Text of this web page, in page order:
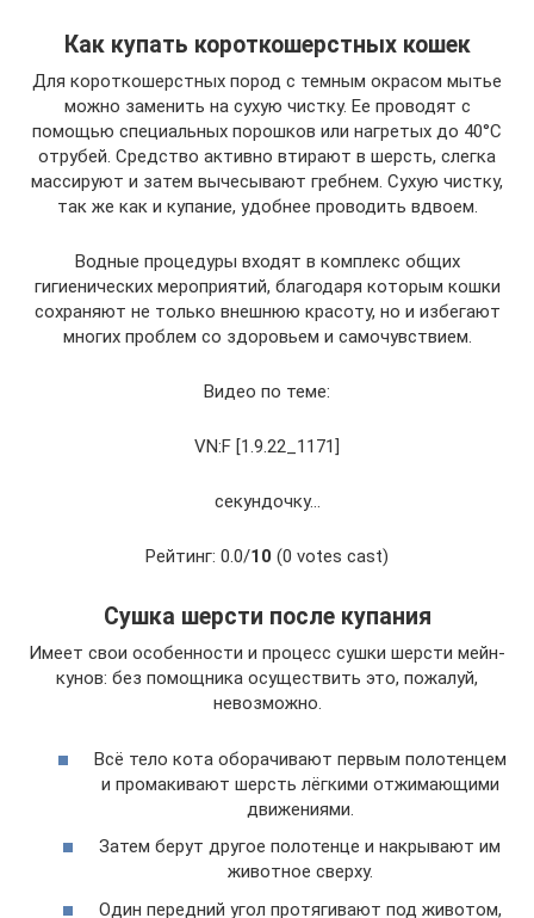
Как купать короткошерстных кошек
Для короткошерстных пород с темным окрасом мытье
можно заменить на сухую чистку. Ее проводят с
помощью специальных порошков или нагретых до 40°С
отрубей. Средство активно втирают в шерсть, слегка
массируют и затем вычесывают гребнем. Сухую чистку,
так же как и купание, удобнее проводить вдвоем.
Водные процедуры входят в комплекс общих
гигиенических мероприятий, благодаря которым кошки
сохраняют не только внешнюю красоту, но и избегают
многих проблем со здоровьем и самочувствием.
Видео по теме:
VN:F [1.9.22_1171]
секундочку…
Рейтинг: 0.0/10 (0 votes cast)
Сушка шерсти после купания
Имеет свои особенности и процесс сушки шерсти мейн-
кунов: без помощника осуществить это, пожалуй,
невозможно.
Всё тело кота оборачивают первым полотенцем
и промакивают шерсть лёгкими отжимающими
движениями.
Затем берут другое полотенце и накрывают им
животное сверху.
Один передний угол протягивают под животом,